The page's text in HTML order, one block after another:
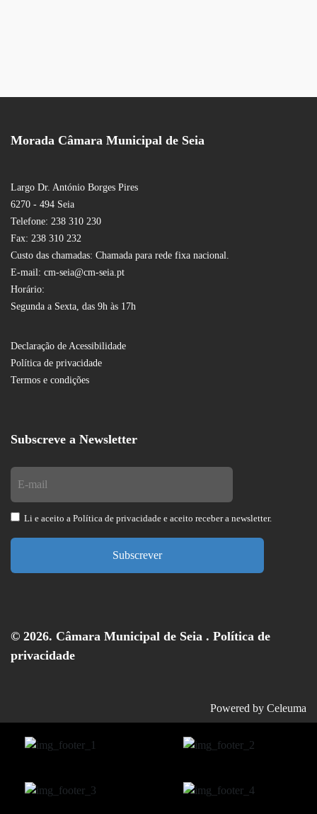
Morada Câmara Municipal de Seia
Largo Dr. António Borges Pires
6270 - 494 Seia
Telefone: 238 310 230
Fax: 238 310 232
Custo das chamadas: Chamada para rede fixa nacional.
E-mail: cm-seia@cm-seia.pt
Horário:
Segunda a Sexta, das 9h às 17h
Declaração de Acessibilidade
Política de privacidade
Termos e condições
Subscreve a Newsletter
Li e aceito a Política de privacidade e aceito receber a newsletter.
Subscrever
© 2026. Câmara Municipal de Seia . Política de
privacidade
Powered by Celeuma